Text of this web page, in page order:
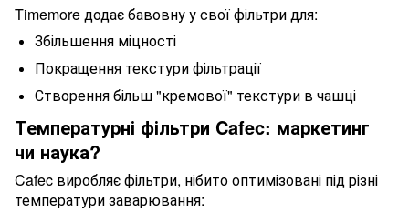
Timemore додає бавовну у свої фільтри для:
Збільшення міцності
Покращення текстури фільтрації
Створення більш "кремової" текстури в чашці
Температурні фільтри Cafec: маркетинг
чи наука?
Cafec виробляє фільтри, нібито оптимізовані під різні
температури заварювання: